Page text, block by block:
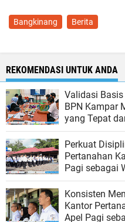
Bangkinang Berita
REKOMENDASI UNTUK ANDA
Validasi
BPN Kampar
yang Tepat
Perkuat
Pertanahan
Pagi sebagai
Kualitas
Konsisten
Kantor
Apel Pagi